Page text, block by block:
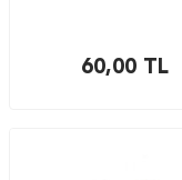
60,00TL